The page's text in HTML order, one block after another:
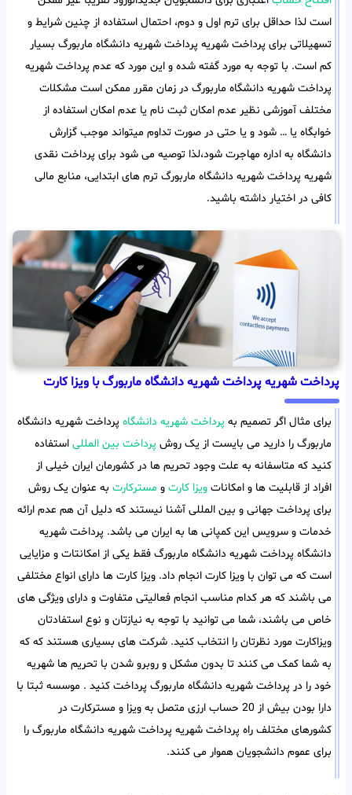
است لذا حداقل برای ترم اول و دوم، احتمال استفاده از چنین شرایط و
تسهیلاتی برای پرداخت شهریه پرداخت شهریه دانشگاه ماربورگ بسیار
کم است. با توجه به مورد گفته شده و این مورد که عدم پرداخت شهریه
پرداخت شهریه دانشگاه ماربورگ در زمان مقرر ممکن است مشکلات
مختلف آموزشی نظیر عدم امکان ثبت نام یا عدم امکان استفاده از
خوابگاه یا … شود و یا حتی در صورت تداوم میتواند موجب گزارش
دانشگاه به اداره مهاجرت شود،لذا توصیه می شود برای پرداخت نقدی
شهریه پرداخت شهریه دانشگاه ماربورگ ترم های ابتدایی، منابع مالی
کافی در اختیار داشته باشید.
پرداخت شهریه پرداخت شهریه دانشگاه ماربورگ با ویزا کارت
برای مثال اگر تصمیم به پرداخت شهریه دانشگاه پرداخت شهریه دانشگاه
ماربورگ را دارید می بایست از یک روش پرداخت بین المللی استفاده
کنید که متاسفانه به علت وجود تحریم ها در کشورمان ایران خیلی از
افراد از قابلیت ها و امکانات ویزا کارت و مسترکارت به عنوان یک روش
برای پرداخت جهانی و بین المللی آشنا نیستند که دلیل آن هم عدم ارائه
خدمات و سرویس این کمپانی ها به ایران می باشد. پرداخت شهریه
دانشگاه پرداخت شهریه دانشگاه ماربورگ فقط یکی از امکانتات و مزایایی
است که می توان با ویزا کارت انجام داد. ویزا کارت ها دارای انواع مختلفی
می باشند که هر کدام مناسب انجام فعالیتی متفاوت و دارای ویژگی های
خاص می باشند، شما می توانید با توجه به نیازتان و نوع استفادتان
ویزاکارت مورد نظرتان را انتخاب کنید. شرکت های بسیاری هستند که که
به شما کمک می کنند تا بدون مشکل و روبرو شدن با تحریم ها شهریه
خود را در پرداخت شهریه دانشگاه ماربورگ پرداخت کنید . موسسه ثبتا با
دارا بودن بیش از 20 حساب ارزی متصل به ویزا و مسترکارت در
کشورهای مختلف راه پرداخت شهریه پرداخت شهریه دانشگاه ماربورگ را
برای عموم دانشجویان هموار می کنند.